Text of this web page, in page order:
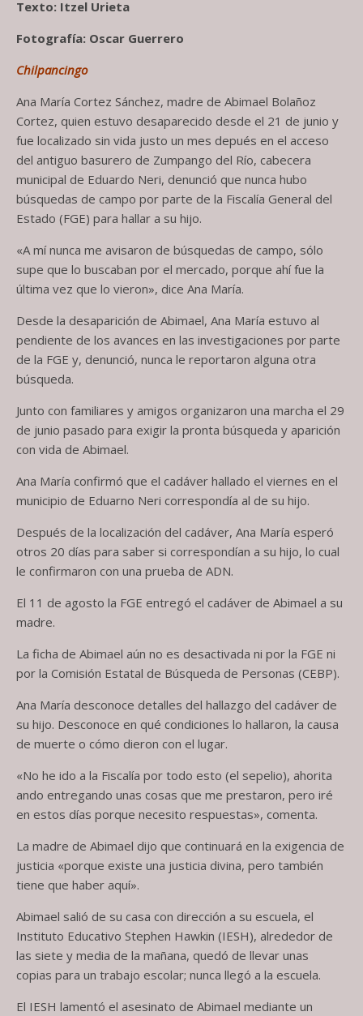
Texto: Itzel Urieta
Fotografía: Oscar Guerrero
Chilpancingo
Ana María Cortez Sánchez, madre de Abimael Bolañoz
Cortez, quien estuvo desaparecido desde el 21 de junio y
fue localizado sin vida justo un mes depués en el acceso
del antiguo basurero de Zumpango del Río, cabecera
municipal de Eduardo Neri, denunció que nunca hubo
búsquedas de campo por parte de la Fiscalía General del
Estado (FGE) para hallar a su hijo.
«A mí nunca me avisaron de búsquedas de campo, sólo
supe que lo buscaban por el mercado, porque ahí fue la
última vez que lo vieron», dice Ana María.
Desde la desaparición de Abimael, Ana María estuvo al
pendiente de los avances en las investigaciones por parte
de la FGE y, denunció, nunca le reportaron alguna otra
búsqueda.
Junto con familiares y amigos organizaron una marcha el 29
de junio pasado para exigir la pronta búsqueda y aparición
con vida de Abimael.
Ana María confirmó que el cadáver hallado el viernes en el
municipio de Eduarno Neri correspondía al de su hijo.
Después de la localización del cadáver, Ana María esperó
otros 20 días para saber si correspondían a su hijo, lo cual
le confirmaron con una prueba de ADN.
El 11 de agosto la FGE entregó el cadáver de Abimael a su
madre.
La ficha de Abimael aún no es desactivada ni por la FGE ni
por la Comisión Estatal de Búsqueda de Personas (CEBP).
Ana María desconoce detalles del hallazgo del cadáver de
su hijo. Desconoce en qué condiciones lo hallaron, la causa
de muerte o cómo dieron con el lugar.
«No he ido a la Fiscalía por todo esto (el sepelio), ahorita
ando entregando unas cosas que me prestaron, pero iré
en estos días porque necesito respuestas», comenta.
La madre de Abimael dijo que continuará en la exigencia de
justicia «porque existe una justicia divina, pero también
tiene que haber aquí».
Abimael salió de su casa con dirección a su escuela, el
Instituto Educativo Stephen Hawkin (IESH), alrededor de
las siete y media de la mañana, quedó de llevar unas
copias para un trabajo escolar; nunca llegó a la escuela.
El IESH lamentó el asesinato de Abimael mediante un